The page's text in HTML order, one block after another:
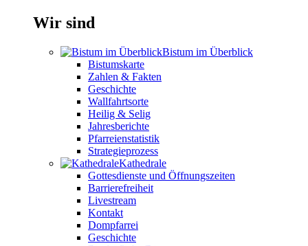
Wir sind
Bistum im Überblick
Bistumskarte
Zahlen & Fakten
Geschichte
Wallfahrtsorte
Heilig & Selig
Jahresberichte
Pfarreienstatistik
Strategieprozess
Kathedrale
Gottesdienste und Öffnungszeiten
Barrierefreiheit
Livestream
Kontakt
Dompfarrei
Geschichte